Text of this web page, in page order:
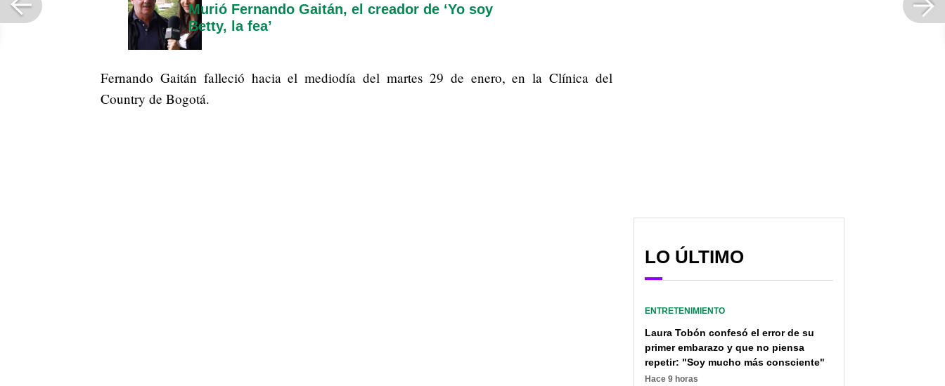
Murió Fernando Gaitán, el creador de ‘Yo soy
Betty, la fea’
Fernando Gaitán falleció hacia el mediodía del martes 29 de enero, en la Clínica del
Country de Bogotá.
LO ÚLTIMO
ENTRETENIMIENTO
Laura Tobón confesó el error de su
primer embarazo y que no piensa
repetir: "Soy mucho más consciente"
Hace 9 horas